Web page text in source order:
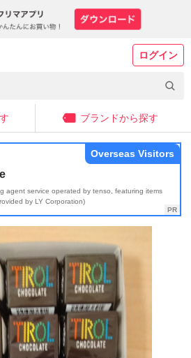
ログイン
ブランドから探す
agent service operated by tenso, featuring items
by LY Corporation)
Overseas Visitors